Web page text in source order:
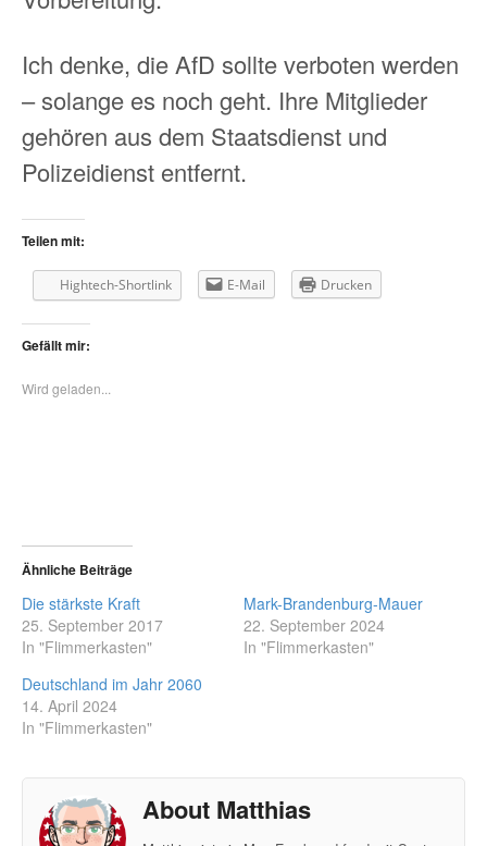
Ich denke, die AfD sollte verboten werden
– solange es noch geht. Ihre Mitglieder
gehören aus dem Staatsdienst und
Polizeidienst entfernt.
Teilen mit:
Hightech-Shortlink E-Mail Drucken
Gefällt mir:
Wird geladen...
Ähnliche Beiträge
Die stärkste Kraft
25. September 2017
In "Flimmerkasten"
Mark-Brandenburg-Mauer
22. September 2024
In "Flimmerkasten"
Deutschland im Jahr 2060
14. April 2024
In "Flimmerkasten"
About Matthias